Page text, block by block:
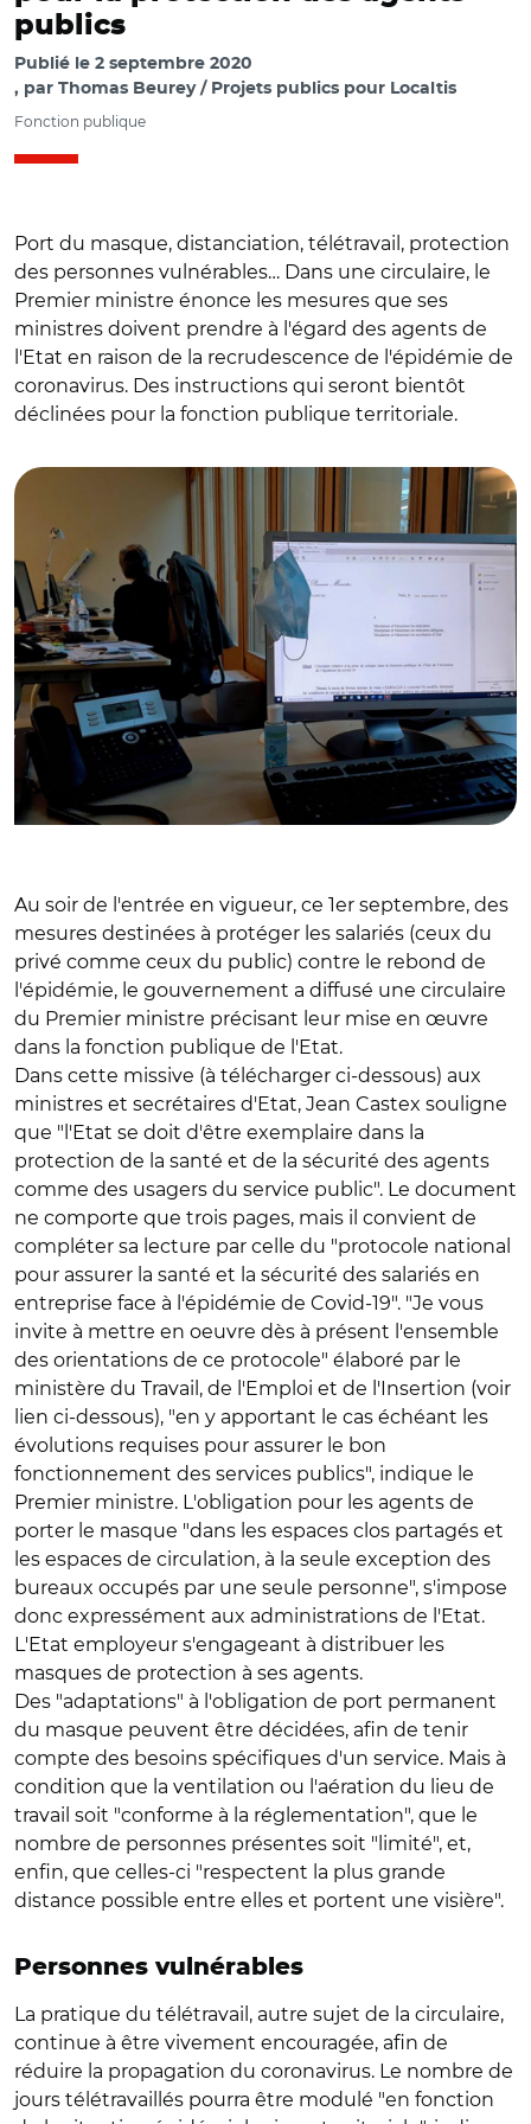
publics
Publié le 2 septembre 2020
par Thomas Beurey / Projets publics pour Localtis
Fonction publique
Port du masque, distanciation, télétravail, protection
des personnes vulnérables… Dans une circulaire, le
Premier ministre énonce les mesures que ses
ministres doivent prendre à l'égard des agents de
l'Etat en raison de la recrudescence de l'épidémie de
coronavirus. Des instructions qui seront bientôt
déclinées pour la fonction publique territoriale.
Au soir de l'entrée en vigueur, ce 1er septembre, des
mesures destinées à protéger les salariés (ceux du
privé comme ceux du public) contre le rebond de
l'épidémie, le gouvernement a diffusé une circulaire
du Premier ministre précisant leur mise en œuvre
dans la fonction publique de l'Etat.
Dans cette missive (à télécharger ci-dessous) aux
ministres et secrétaires d'Etat, Jean Castex souligne
que "l'Etat se doit d'être exemplaire dans la
protection de la santé et de la sécurité des agents
comme des usagers du service public". Le document
ne comporte que trois pages, mais il convient de
compléter sa lecture par celle du "protocole national
pour assurer la santé et la sécurité des salariés en
entreprise face à l'épidémie de Covid-19". "Je vous
invite à mettre en oeuvre dès à présent l'ensemble
des orientations de ce protocole" élaboré par le
ministère du Travail, de l'Emploi et de l'Insertion (voir
lien ci-dessous), "en y apportant le cas échéant les
évolutions requises pour assurer le bon
fonctionnement des services publics", indique le
Premier ministre. L'obligation pour les agents de
porter le masque "dans les espaces clos partagés et
les espaces de circulation, à la seule exception des
bureaux occupés par une seule personne", s'impose
donc expressément aux administrations de l'Etat.
L'Etat employeur s'engageant à distribuer les
masques de protection à ses agents.
Des "adaptations" à l'obligation de port permanent
du masque peuvent être décidées, afin de tenir
compte des besoins spécifiques d'un service. Mais à
condition que la ventilation ou l'aération du lieu de
travail soit "conforme à la réglementation", que le
nombre de personnes présentes soit "limité", et,
enfin, que celles-ci "respectent la plus grande
distance possible entre elles et portent une visière".
Personnes vulnérables
La pratique du télétravail, autre sujet de la circulaire,
continue à être vivement encouragée, afin de
réduire la propagation du coronavirus. Le nombre de
jours télétravaillés pourra être modulé "en fonction